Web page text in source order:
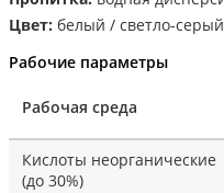
Цвет: белый / светло-
Рабочие параметры
Рабочая среда
Кислоты неорганические
(до 30%)